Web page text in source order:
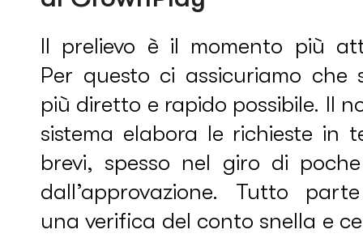
Il prelievo è il momento più
Per questo ci assicuriamo che
più diretto e rapido possibile. Il
sistema elabora le richieste in
brevi, spesso nel giro di
dall’approvazione. Tutto
una verifica del conto snella e